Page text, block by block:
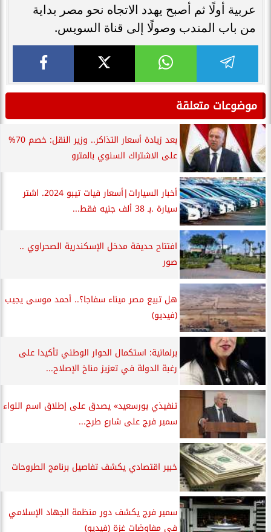
عربية أولًا ثم أصبح يهدد الاتجاه نحو مصر بداية
من باب المندب وصولًا إلى قناة السويس.
موضوعات متعلقة
بعد زيادة أسعار التذاكر.. وزير النقل: خصم 70%
على الاشتراك السنوي بالمترو
أخبار السيارات|أسعار فيات تيبو 2024. اشتر
سيارة .بـ 38 ألف جنيه فقط...
افتتاح حديقة مدخل الإسكندرية الصحراوي ..
صور
هل تبيع مصر ميناء سفاجا؟.. أحمد موسى يجيب
(فيديو)
برلمانية: استكمال الحوار الوطني تأكيدا على
رغبة الدولة في تعزيز مناخ الإصلاح...
تنفيذي بورسعيد» يصدق على إطلاق اسم اللواء
سمير فرج على شارع طرح...
خبير اقتصادي يكشف تفاصيل برنامج الطروحات
سمير فرج يكشف دور منظمة الجهاد الإسلامي
في مفاوضات غزة (فيديو)